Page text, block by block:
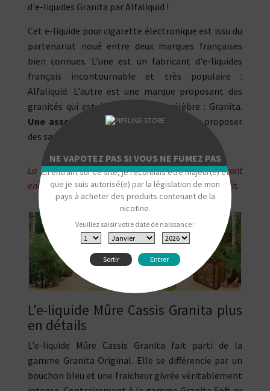
d'e-liquides Granita par Alfaliquid !
Cet e-liquide pour cigarette électronique est issu du
partenariat noué entre deux marques françaises
bien connues. L'une est un fabricant d'e-liquides
français incontournable et très populaire :
Alfaliquid. L'autre est une marque proposant des
granités qui est également très célèbre : Granita.
Une association exclusiveconçue pour proposer
des saveurs uniques !
La DLUO (DDM) est dépassée. Les e-liquides seront
encore consommables, avec une légère perte de goût.
L'e-liquide Mûre Cassis Granita plus
en détails
L'e-liquide Mûre Cassis Granita fait parti de la
gamme Granita Original. Elle se différencie par un
bouchon bleu et une fraicheur givrée véritablement
"
NE VAPOTEZ PAS SI VOUS NE FUMEZ PAS
En entrant sur ce site, je reconnais être majeur(e) et
que je suis autorisé(e) par la législation de mon
pays à acheter des produits contenant de la
nicotine.
Veuillez saisir votre date de naissance :
Sortir
Entrer
"